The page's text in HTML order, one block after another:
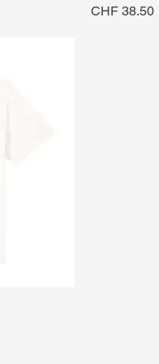
Preis
CHF 38.50